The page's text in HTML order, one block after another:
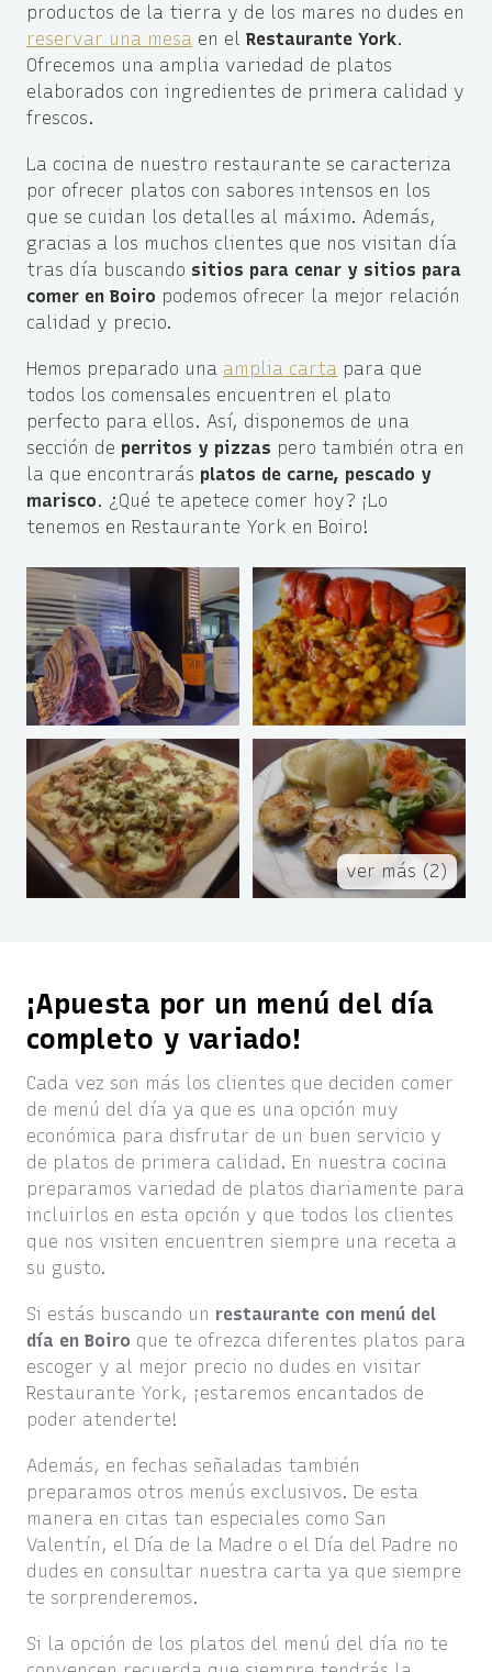
productos de la tierra y de los mares no dudes en
reservar una mesa en el Restaurante York.
Ofrecemos una amplia variedad de platos
elaborados con ingredientes de primera calidad y
frescos.
La cocina de nuestro restaurante se caracteriza
por ofrecer platos con sabores intensos en los
que se cuidan los detalles al máximo. Además,
gracias a los muchos clientes que nos visitan día
tras día buscando sitios para cenar y sitios para
comer en Boiro podemos ofrecer la mejor relación
calidad y precio.
Hemos preparado una amplia carta para que
todos los comensales encuentren el plato
perfecto para ellos. Así, disponemos de una
sección de perritos y pizzas pero también otra en
la que encontrarás platos de carne, pescado y
marisco. ¿Qué te apetece comer hoy? ¡Lo
tenemos en Restaurante York en Boiro!
ver más (2)
¡Apuesta por un menú del día
completo y variado!
Cada vez son más los clientes que deciden comer
de menú del día ya que es una opción muy
económica para disfrutar de un buen servicio y
de platos de primera calidad. En nuestra cocina
preparamos variedad de platos diariamente para
incluirlos en esta opción y que todos los clientes
que nos visiten encuentren siempre una receta a
su gusto.
Si estás buscando un restaurante con menú del
día en Boiro que te ofrezca diferentes platos para
escoger y al mejor precio no dudes en visitar
Restaurante York, ¡estaremos encantados de
poder atenderte!
Además, en fechas señaladas también
preparamos otros menús exclusivos. De esta
manera en citas tan especiales como San
Valentín, el Día de la Madre o el Día del Padre no
dudes en consultar nuestra carta ya que siempre
te sorprenderemos.
Si la opción de los platos del menú del día no te